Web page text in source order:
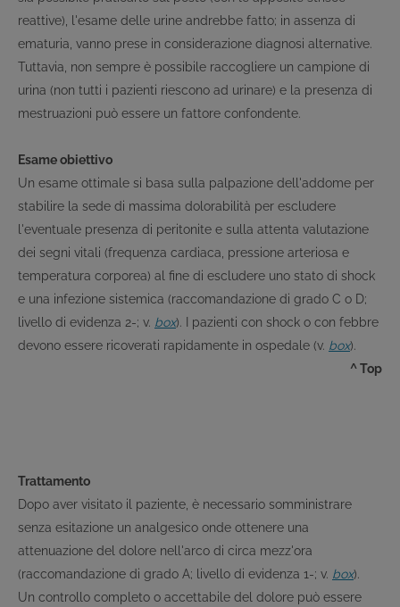
reattive), l'esame delle urine andrebbe fatto; in assenza di
ematuria, vanno prese in considerazione diagnosi alternative.
Tuttavia, non sempre è possibile raccogliere un campione di
urina (non tutti i pazienti riescono ad urinare) e la presenza di
mestruazioni può essere un fattore confondente.
Esame obiettivo
Un esame ottimale si basa sulla palpazione dell'addome per
stabilire la sede di massima dolorabilità per escludere
l'eventuale presenza di peritonite e sulla attenta valutazione
dei segni vitali (frequenza cardiaca, pressione arteriosa e
temperatura corporea) al fine di escludere uno stato di shock
e una infezione sistemica (raccomandazione di grado C o D;
livello di evidenza 2-; v. box). I pazienti con shock o con febbre
devono essere ricoverati rapidamente in ospedale (v. box).
^ Top
Trattamento
Dopo aver visitato il paziente, è necessario somministrare
senza esitazione un analgesico onde ottenere una
attenuazione del dolore nell'arco di circa mezz'ora
(raccomandazione di grado A; livello di evidenza 1-; v. box).
Un controllo completo o accettabile del dolore può essere